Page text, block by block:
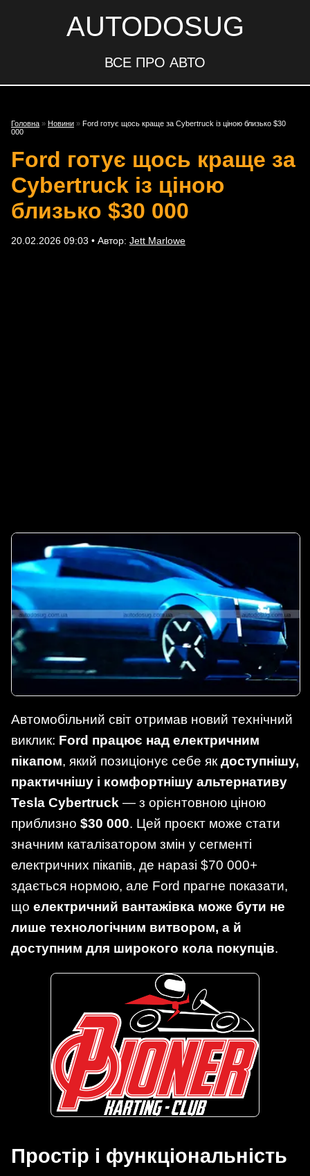
AUTODOSUG
ВСЕ ПРО АВТО
Головна » Новини » Ford готує щось краще за Cybertruck із ціною близько $30
000
Ford готує щось краще за
Cybertruck із ціною
близько $30 000
20.02.2026 09:03 • Автор: Jett Marlowe
Автомобільний світ отримав новий технічний
виклик: Ford працює над електричним
пікапом, який позиціонує себе якдоступнішу,
практичнішу і комфортнішу альтернативу
Tesla Cybertruck — з орієнтовною ціною
приблизно $30 000. Цей проєкт може стати
значним каталізатором змін у сегменті
електричних пікапів, де наразі $70 000+
здається нормою, але Ford прагне показати,
що електричний вантажівка може бути не
лише технологічним витвором, а й
доступним для широкого кола покупців.
Простір і функціональність